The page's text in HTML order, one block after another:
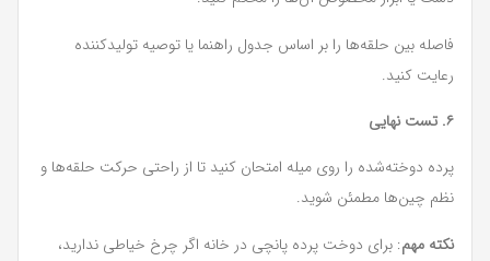
فاصله بین حلقه‌ها را بر اساس جدول راهنما یا توصیه تولیدکننده
رعایت کنید.
۶. تست نهایی
پرده دوخته‌شده را روی میله امتحان کنید تا از راحتی حرکت حلقه‌ها و
نظم چین‌ها مطمئن شوید.
نکته مهم: برای دوخت پرده پانچی در خانه اگر چرخ خیاطی ندارید،